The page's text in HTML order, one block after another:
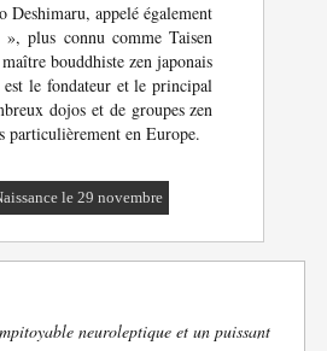
Deshimaru, appelé également
plus connu comme Taisen
bouddhiste zen japonais
le fondateur et le principal
dojos et de groupes zen
particulièrement en Europe.
le 29 novembre
neuroleptique et un puissant